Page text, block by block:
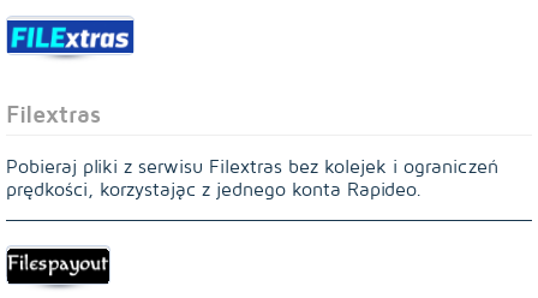
Filextras
Pobieraj pliki z serwisu Filextras bez kolejek i ograniczeń
prędkości, korzystając z jednego konta Rapideo.